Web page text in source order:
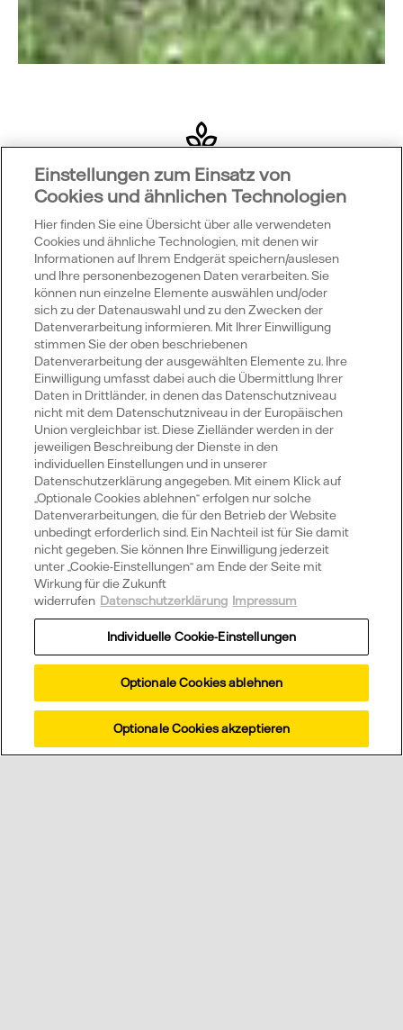
Was bedeutet das?
Der EEG-Anlagenschlüssel ist ein gesetzlich
festgelegtes, eindeutiges Identifizierungsmerkmal
einer Erneuerbare-Energien-Anlage. Der
Netzbetreiber vergibt den Anlagenschlüssel bei der
erstmaligen Anmeldung der Anlage. Der Schlüssel
besteht aus einem "E" für erneuerbare Energien und
33 Ziffern.
Wussten Sie schon?
Welche Vorteile hat eine Vattenfall
Solaranlage?
Was ist Direktvermarktung Strom?
Wir beraten Sie
gerne
Einstellungen zum Einsatz von
Cookies und ähnlichen Technologien
Hier finden Sie eine Übersicht über alle verwendeten
Cookies und ähnliche Technologien, mit denen wir
Informationen auf Ihrem Endgerät speichern/auslesen
und Ihre personenbezogenen Daten verarbeiten. Sie
können nun einzelne Elemente auswählen und/oder
sich zu der Datenauswahl und zu den Zwecken der
Datenverarbeitung informieren. Mit Ihrer Einwilligung
stimmen Sie der oben beschriebenen
Datenverarbeitung der ausgewählten Elemente zu. Ihre
Einwilligung umfasst dabei auch die Übermittlung Ihrer
Daten in Drittländer, in denen das Datenschutzniveau
nicht mit dem Datenschutzniveau in der Europäischen
Union vergleichbar ist. Diese Zielländer werden in der
jeweiligen Beschreibung der Dienste in den
individuellen Einstellungen und in unserer
Datenschutzerklärung angegeben. Mit einem Klick auf
„Optionale Cookies ablehnen“ erfolgen nur solche
Datenverarbeitungen, die für den Betrieb der Website
unbedingt erforderlich sind. Ein Nachteil ist für Sie damit
nicht gegeben. Sie können Ihre Einwilligung jederzeit
unter „Cookie-Einstellungen“ am Ende der Seite mit
Wirkung für die Zukunft
widerrufen Datenschutzerklärung Impressum
Individuelle Cookie-Einstellungen
Optionale Cookies ablehnen
Optionale Cookies akzeptieren